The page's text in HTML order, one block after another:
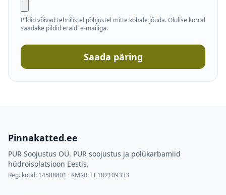
Pildid võivad tehnilistel põhjustel mitte kohale jõuda. Olulise korral
saadake pildid eraldi e-mailiga.
Saada päring
Pinnakatted.ee
PUR Soojustus OÜ. PUR soojustus ja polükarbamiid
hüdroisolatsioon Eestis.
Reg. kood: 14588801 · KMKR: EE102109333